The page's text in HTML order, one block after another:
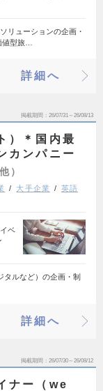
リューションの企画・
型旅…
詳細へ
掲載期間 26/07/31～26/08/13
）＊国内最
カンパニー
）
大手企業
英語
ベ
タルなど）の企画・制
詳細へ
掲載期間 26/07/30～26/08/12
ナー（we